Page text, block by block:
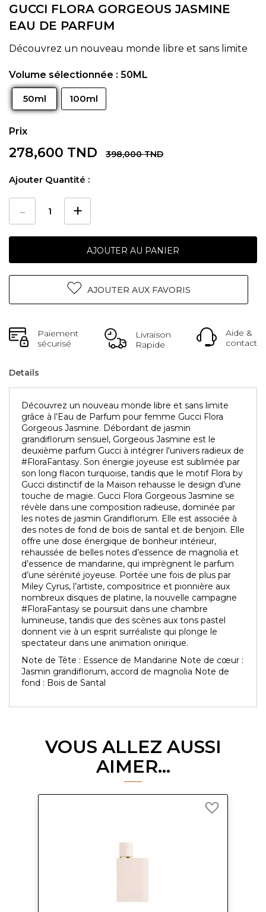
GUCCI FLORA GORGEOUS JASMINE
EAU DE PARFUM
Découvrez un nouveau monde libre et sans limite
Volume sélectionnée : 50ML
50ml 100ml
278,600 TND 398,000 TND
Ajouter Quantité :
AJOUTER AU PANIER
AJOUTER AUX FAVORIS
Paiement
sécurisé
Livraison
Rapide
Aide &
contact
beginning
of
the
images
gallery
Details
Découvrez un nouveau monde libre et sans limite
grâce à l’Eau de Parfum pour femme Gucci Flora
Gorgeous Jasmine. Débordant de jasmin
grandiflorum sensuel, Gorgeous Jasmine est le
deuxième parfum Gucci à intégrer l'univers radieux de
#FloraFantasy. Son énergie joyeuse est sublimée par
son long flacon turquoise, tandis que le motif Flora by
Gucci distinctif de la Maison rehausse le design d'une
touche de magie. Gucci Flora Gorgeous Jasmine se
révèle dans une composition radieuse, dominée par
les notes de jasmin Grandiflorum. Elle est associée à
des notes de fond de bois de santal et de benjoin. Elle
offre une dose énergique de bonheur intérieur,
rehaussée de belles notes d’essence de magnolia et
d’essence de mandarine, qui imprègnent le parfum
d’une sérénité joyeuse. Portée une fois de plus par
Miley Cyrus, l’artiste, compositrice et pionnière aux
nombreux disques de platine, la nouvelle campagne
#FloraFantasy se poursuit dans une chambre
lumineuse, tandis que des scènes aux tons pastel
donnent vie à un esprit surréaliste qui plonge le
spectateur dans une animation onirique.
Note de Tête : Essence de Mandarine Note de cœur :
Jasmin grandiflorum, accord de magnolia Note de
fond : Bois de Santal
VOUS ALLEZ AUSSI
AIMER...